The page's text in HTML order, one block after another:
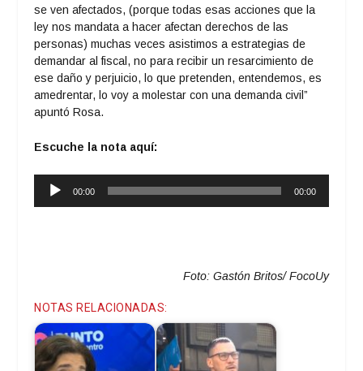
se ven afectados, (porque todas esas acciones que la
ley nos mandata a hacer afectan derechos de las
personas) muchas veces asistimos a estrategias de
demandar al fiscal, no para recibir un resarcimiento de
ese daño y perjuicio, lo que pretenden, entendemos, es
amedrentar, lo voy a molestar con una demanda civil”
apuntó Rosa.
Escuche la nota aquí:
Reproductor
00:00 00:00
Foto: Gastón Britos/ FocoUy
NOTAS RELACIONADAS: